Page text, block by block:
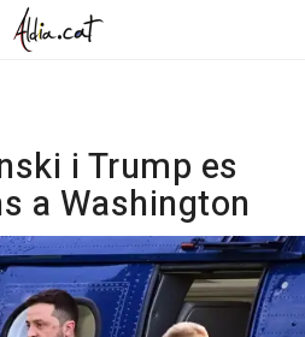
i Trump es
a Washington